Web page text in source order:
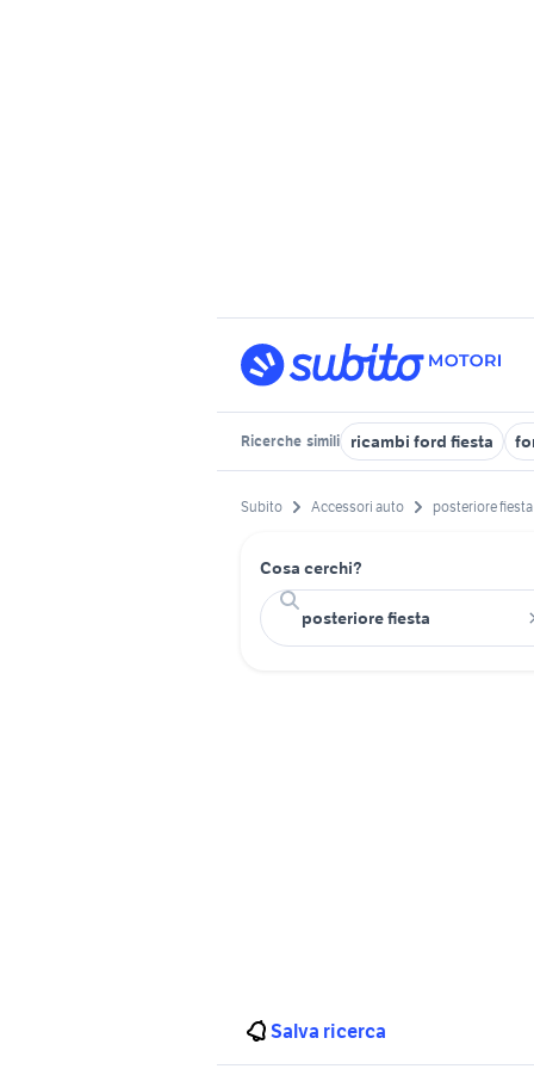
Ricerche simili ricambi ford fiesta
Subito Accessori auto posteriore fiesta
Cosa cerchi?
Salva ricerca